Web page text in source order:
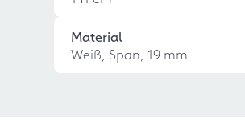
Material
Weiß, Span, 19 mm